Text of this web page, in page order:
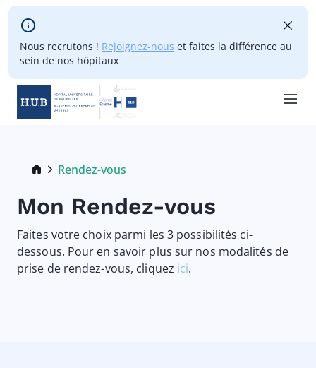
Skip to main content
Nous recrutons ! Rejoignez-nous et faites la différence au
sein de nos hôpitaux
Breadcrumb
Current:
Rendez-vous
Mon Rendez-vous
Faites votre choix parmi les 3 possibilités ci-
dessous. Pour en savoir plus sur nos modalités de
prise de rendez-vous, cliquez ici.